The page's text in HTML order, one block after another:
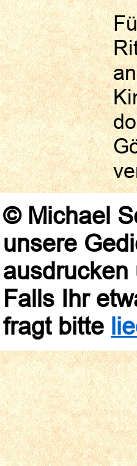
© Michael
unsere
ausdrucken
Falls Ihr
fragt bitte